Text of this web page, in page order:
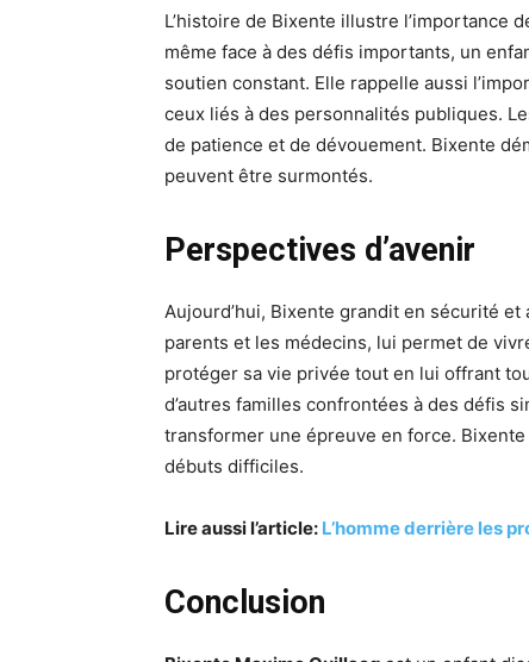
L’histoire de Bixente illustre l’importance
même face à des défis importants, un
soutien constant. Elle rappelle aussi
ceux liés à des personnalités publiques.
de patience et de dévouement. Bixente
peuvent être surmontés.
Perspectives d’avenir
Aujourd’hui, Bixente grandit en sécurité
parents et les médecins, lui permet de
protéger sa vie privée tout en lui offrant
d’autres familles confrontées à des défis
transformer une épreuve en force.
débuts difficiles.
Lire aussi l’article: L’homme derrière les
Conclusion